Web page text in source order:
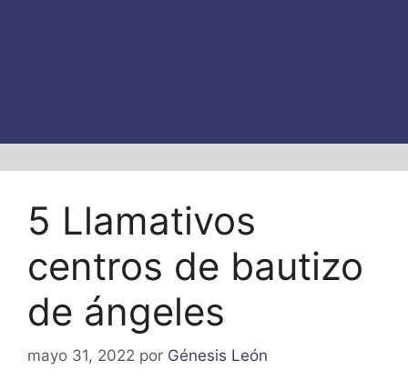
5 Llamativos
centros de bautizo
de ángeles
mayo 31, 2022 por Génesis León